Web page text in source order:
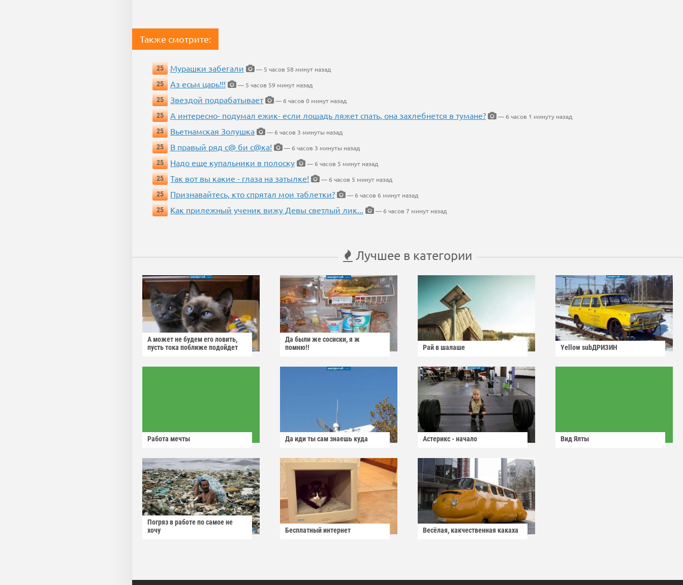
Также смотрите:
25 Мурашки забегали
— 5 часов 58 минут назад
25
Аз есьм царь!!!
— 5 часов 59 минут назад
25
Звездой подрабатывает
— 6 часов 0 минут назад
25
А интересно- подумал ежик- если лошадь ляжет спать, она захлебнется в тумане?
— 6 часов 1 минуту назад
25
Вьетнамская Золушка
— 6 часов 3 минуты назад
25
В правый ряд с@ би с@ка!
— 6 часов 3 минуты назад
25
Надо еще купальники в полоску
— 6 часов 5 минут назад
25
Так вот вы какие - глаза на затылке!
— 6 часов 5 минут назад
25
Признавайтесь, кто спрятал мои таблетки?
— 6 часов 6 минут назад
25
Как прилежный ученик вижу Девы светлый лик... — 6 часов 7 минут назад
Лучшее в категории
А может не будем его ловить,
пусть тока поближе подойдет
Да были же сосиски, я ж
помню!!
Рай в шалаше Yellow subДРИЗИН
Работа мечты Да иди ты сам знаешь куда Астерикс - начало Вид Ялты
Погряз в работе по самое не
хочу
Бесплатный интернет Весёлая, какчественная какаха